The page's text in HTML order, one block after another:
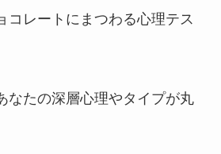
コレートにまつわる心理テス
なたの深層心理やタイプが丸